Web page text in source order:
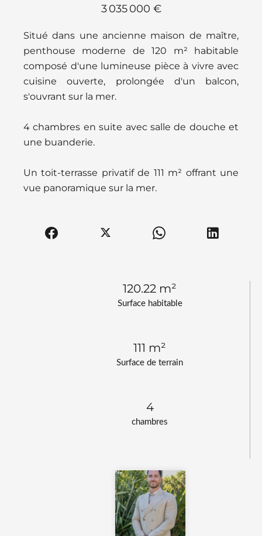
Surface habitable
120.22 m²
Surface de terrain
111 m²
chambres
4
3 035 000 €
Situé dans une ancienne maison de maître,
penthouse moderne de 120 m² habitable
composé d'une lumineuse pièce à vivre avec
cuisine ouverte, prolongée d'un balcon,
s'ouvrant sur la mer.
4 chambres en suite avec salle de douche et
une buanderie.
Un toit-terrasse privatif de 111 m² offrant une
vue panoramique sur la mer.